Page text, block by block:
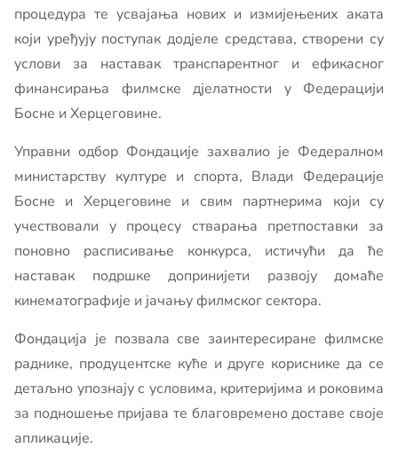
процедура те усвајања нових и измијењених аката
који уређују поступак додјеле средстава, створени су
услови за наставак транспарентног и ефикасног
финансирања филмске дјелатности у Федерацији
Босне и Херцеговине.
Управни одбор Фондације захвалио је Федералном
министарству културе и спорта, Влади Федерације
Босне и Херцеговине и свим партнерима који су
учествовали у процесу стварања претпоставки за
поновно расписивање конкурса, истичући да ће
наставак подршке допринијети развоју домаће
кинематографије и јачању филмског сектора.
Фондација је позвала све заинтересиране филмске
раднике, продуцентске куће и друге кориснике да се
детаљно упознају с условима, критеријима и роковима
за подношење пријава те благовремено доставе своје
апликације.